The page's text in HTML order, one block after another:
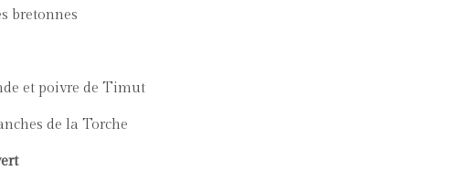
bretonnes
et poivre de Timut
de la Torche